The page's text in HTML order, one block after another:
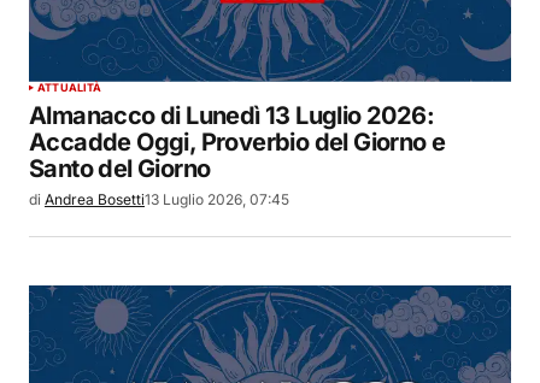
ATTUALITÀ
Almanacco di Lunedì 13 Luglio 2026:
Accadde Oggi, Proverbio del Giorno e
Santo del Giorno
di Andrea Bosetti13 Luglio 2026, 07:45